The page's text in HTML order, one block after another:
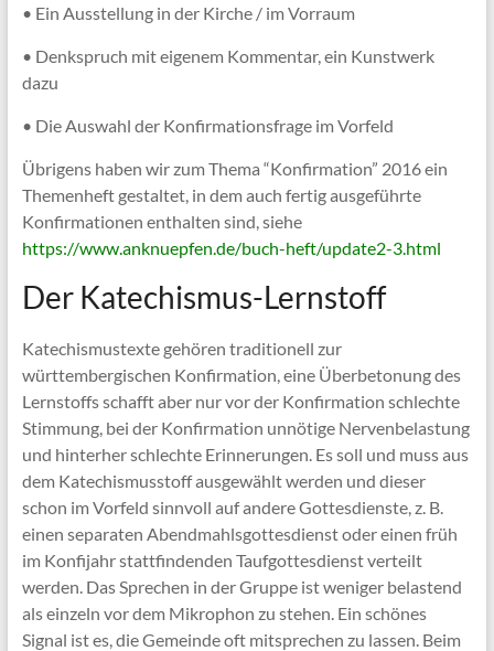
• Ein Ausstellung in der Kirche / im Vorraum
• Denkspruch mit eigenem Kommentar, ein Kunstwerk
dazu
• Die Auswahl der Konfirmationsfrage im Vorfeld
Übrigens haben wir zum Thema “Konfirmation” 2016 ein
Themenheft gestaltet, in dem auch fertig ausgeführte
Konfirmationen enthalten sind, siehe
https://www.anknuepfen.de/buch-heft/update2-3.html
Der Katechismus-Lernstoff
Katechismustexte gehören traditionell zur
württembergischen Konfirmation, eine Überbetonung des
Lernstoffs schafft aber nur vor der Konfirmation schlechte
Stimmung, bei der Konfirmation unnötige Nervenbelastung
und hinterher schlechte Erinnerungen. Es soll und muss aus
dem Katechismusstoff ausgewählt werden und dieser
schon im Vorfeld sinnvoll auf andere Gottesdienste, z. B.
einen separaten Abendmahlsgottesdienst oder einen früh
im Konfijahr stattfindenden Taufgottesdienst verteilt
werden. Das Sprechen in der Gruppe ist weniger belastend
als einzeln vor dem Mikrophon zu stehen. Ein schönes
Signal ist es, die Gemeinde oft mitsprechen zu lassen. Beim